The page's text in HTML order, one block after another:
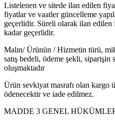
Listelenen ve sitede ilan edilen
fiyatlar ve vaatler güncelleme
geçerlidir. Süreli olarak ilan
kadar geçerlidir.
Malın/ Ürünün / Hizmetin türü,
satış bedeli, ödeme şekli, siparişin
oluşmaktadır
Ürün sevkiyat masrafı olan kargo
ödenecektir ve iade edilmez.
MADDE 3 GENEL